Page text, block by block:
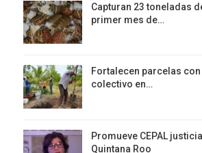
Capturan 23 toneladas
primer mes de…
Fortalecen parcelas
colectivo en…
Promueve CEPAL
Quintana Roo